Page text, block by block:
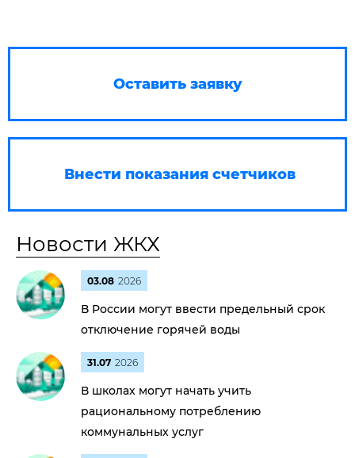
Оставить заявку
Внести показания счетчиков
Новости ЖКХ
03.08 2026
В России могут ввести предельный срок
отключение горячей воды
31.07 2026
В школах могут начать учить
рациональному потреблению
коммунальных услуг